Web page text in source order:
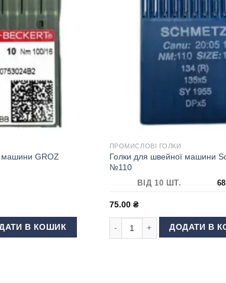
машини GROZ
GROZ BECKERT DP5 100 кількість
В КОШИК
ПРОМИСЛОВІ ГОЛКИ
Голки для швейної машини
№110
ВІД 10 ШТ.
75.00 ₴
Голки для швейної машини
ДОДАТИ В